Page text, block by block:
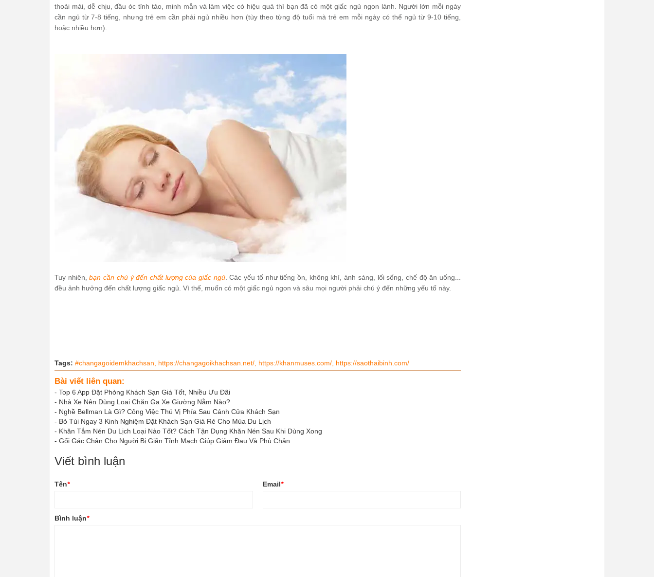
thoải mái, dễ chịu, đầu óc tỉnh táo, minh mẫn và làm việc có hiệu quả thì bạn đã có một giấc ngủ ngon lành. Người lớn mỗi ngày
cần ngủ từ 7-8 tiếng, nhưng trẻ em cần phải ngủ nhiều hơn (tùy theo từng độ tuổi mà trẻ em mỗi ngày có thể ngủ từ 9-10 tiếng,
hoặc nhiều hơn).
Tuy nhiên,bạn cần chú ý đến chất lượng của giấc ngủ. Các yếu tố như tiếng ồn, không khí, ánh sáng, lối sống, chế độ ăn uống...
đều ảnh hưởng đến chất lượng giấc ngủ. Vì thế, muốn có một giấc ngủ ngon và sâu mọi người phải chú ý đến những yếu tố này.
Tags: #changagoidemkhachsan, https://changagoikhachsan.net/, https://khanmuses.com/, https://saothaibinh.com/
Bài viết liên quan:
- Top 6 App Đặt Phòng Khách Sạn Giá Tốt, Nhiều Ưu Đãi
- Nhà Xe Nên Dùng Loại Chăn Ga Xe Giường Nằm Nào?
- Nghề Bellman Là Gì? Công Việc Thú Vị Phía Sau Cánh Cửa Khách Sạn
- Bỏ Túi Ngay 3 Kinh Nghiệm Đặt Khách Sạn Giá Rẻ Cho Mùa Du Lịch
- Khăn Tắm Nén Du Lịch Loại Nào Tốt? Cách Tận Dụng Khăn Nén Sau Khi Dùng Xong
- Gối Gác Chân Cho Người Bị Giãn Tĩnh Mạch Giúp Giảm Đau Và Phù Chân
Viết bình luận
Tên* Email*
Bình luận*